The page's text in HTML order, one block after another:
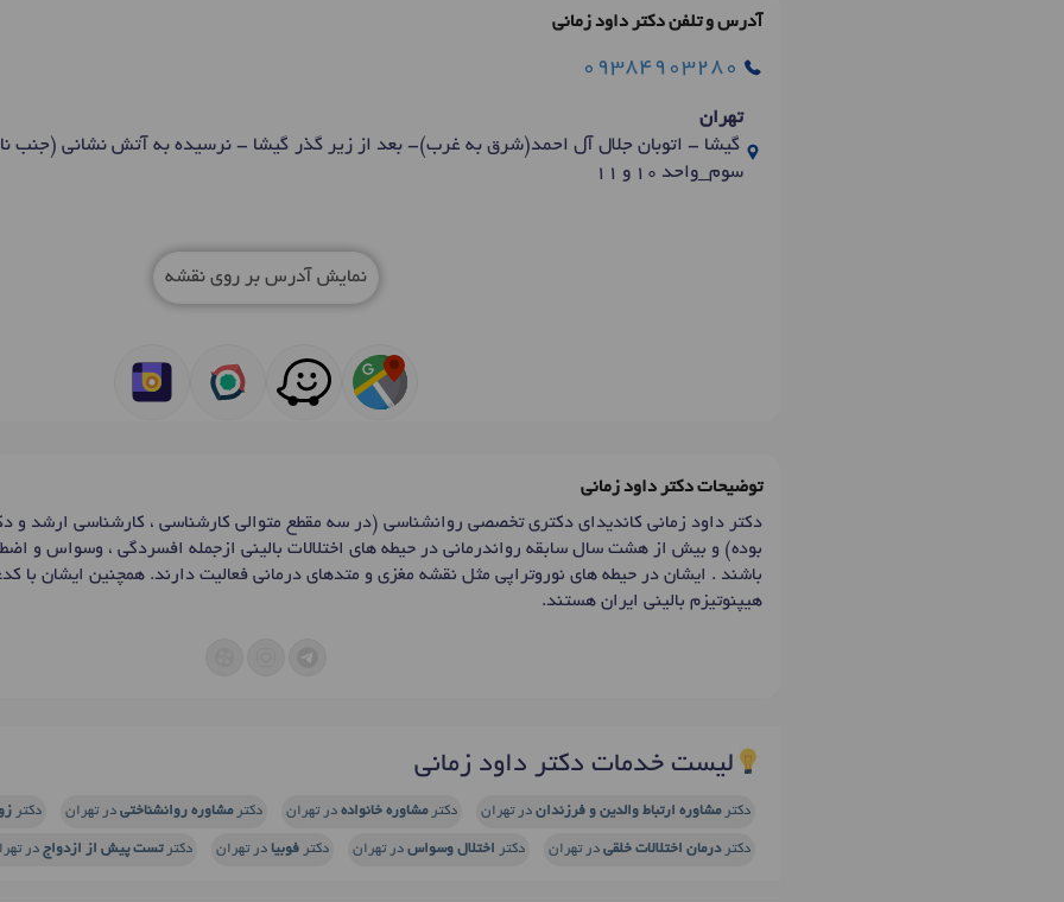
آدرس و تلفن دکتر داود زمانی
09384903280
تهران
سوم_واحد 10 و 11
نمایش آدرس بر روی نقشه
توضیحات دکتر داود زمانی
دکتر داود زمانی کاندیدای دکتری تخصصی روانشناسی (در سه مقطع متوالی کارشناسی ، کارشناسی ارشد و
بوده) و بیش از هشت سال سابقه رواندرمانی در حیطه های اختلالات بالینی ازجمله افسردگی ، وسواس و
هیپنوتیزم بالینی ایران هستند.
لیست خدمات دکتر داود زمانی
دکترمشاوره ارتباط والدین و فرزندان در تهران دکترمشاوره خانواده در تهران دکترمشاوره روانشناختی در تهران دکتر
دکتردرمان اختلالات خلقی در تهران دکتر اختلال وسواس در تهران دکتر فوبیا در تهران دکترتست پیش از ازدواج در